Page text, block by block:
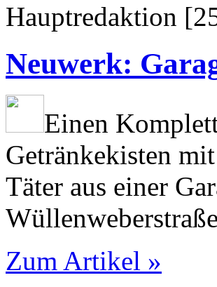
Hauptredaktion
Neuwerk:
Einen
Getränkekisten
Täter aus einer
Zum Artikel »